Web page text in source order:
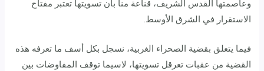
وعاصمتها القدس الشريف، قناعة منا بأن تسويتها تعتبر مفتاح
الاستقرار في الشرق الأوسط.
فيما يتعلق بقضية الصحراء الغربية، نسجل بكل أسف ما تعرفه هذه
القضية من عقبات تعرقل تسويتها، لاسيما توقف المفاوضات بين